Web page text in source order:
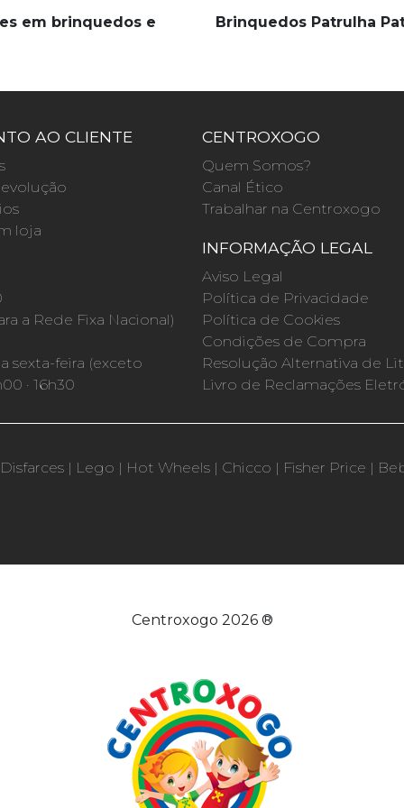
em brinquedos e Brinquedos Patrulha
AO CLIENTE
loja
a Rede Fixa Nacional)
sexta-feira (exceto
· 16h30
CENTROXOGO
Quem Somos?
Canal Ético
Trabalhar na Centroxogo
INFORMAÇÃO LEGAL
Aviso Legal
Política de Privacidade
Política de Cookies
Condições de Compra
Resolução Alternativa de
Livro de Reclamações
Disfarces | Lego | Hot Wheels | Chicco | Fisher Price |
Centroxogo 2026 ®